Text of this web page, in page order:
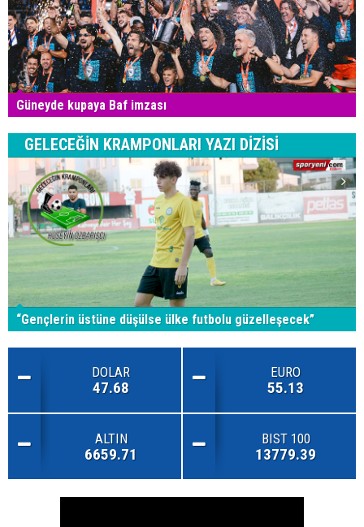
Güneyde kupaya Baf imzası
GELECEĞİN KRAMPONLARI YAZI DİZİSİ
“Gençlerin üstüne düşülse ülke futbolu güzelleşecek”
DOLAR
47.68
EURO
55.13
ALTIN
6659.71
BIST 100
13779.39